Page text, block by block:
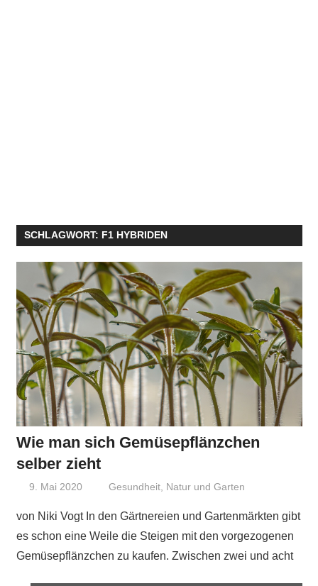
SCHLAGWORT: F1 HYBRIDEN
Wie man sich Gemüsepflänzchen
selber zieht
9. Mai 2020 Niki Vogt
Gesundheit Natur und Garten
von Niki Vogt In den Gärtnereien und Gartenmärkten gibt
es schon eine Weile die Steigen mit den vorgezogenen
Gemüsepflänzchen zu kaufen. Zwischen zwei und acht